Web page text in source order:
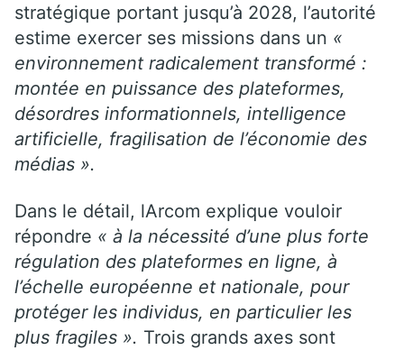
stratégique portant jusqu’à 2028, l’autorité
estime exercer ses missions dans un «
environnement radicalement transformé :
montée en puissance des plateformes,
désordres informationnels, intelligence
artificielle, fragilisation de l’économie des
médias ».
Dans le détail, lArcom explique vouloir
répondre « à la nécessité d’une plus forte
régulation des plateformes en ligne, à
l’échelle européenne et nationale, pour
protéger les individus, en particulier les
plus fragiles ». Trois grands axes sont